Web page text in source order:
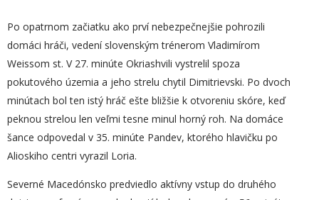
Po opatrnom začiatku ako prví nebezpečnejšie pohrozili
domáci hráči, vedení slovenským trénerom Vladimírom
Weissom st. V 27. minúte Okriashvili vystrelil spoza
pokutového územia a jeho strelu chytil Dimitrievski. Po dvoch
minútach bol ten istý hráč ešte bližšie k otvoreniu skóre, keď
peknou strelou len veľmi tesne minul horný roh. Na domáce
šance odpovedal v 35. minúte Pandev, ktorého hlavičku po
Alioskiho centri vyrazil Loria.
Severné Macedónsko predviedlo aktívny vstup do druhého